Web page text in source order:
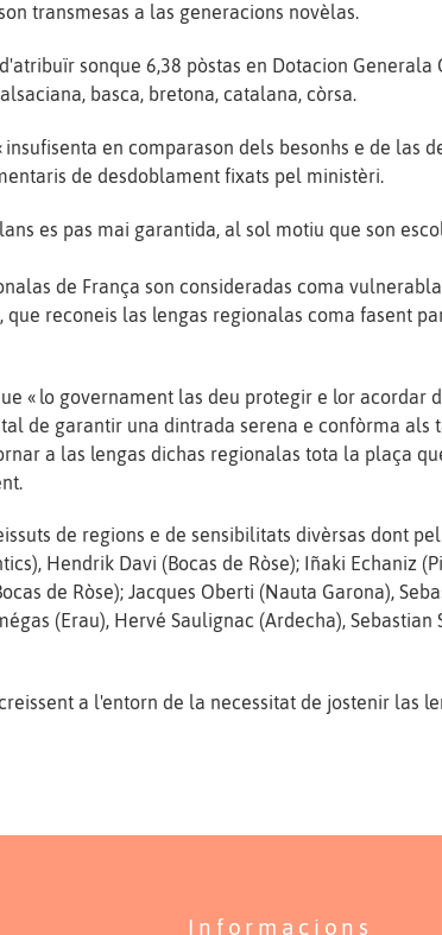
transmesas a las generacions novèlas.
sonque 6,38 pòstas en Dotacion
basca, bretona, catalana, còrsa.
en comparason dels besonhs e de las
de desdoblament fixats pel ministèri.
es pas mai garantida, al sol motiu que son
de França son consideradas coma
que reconeis las lengas regionalas coma fasent
« lo governament las deu protegir e lor acordar
de garantir una dintrada serena e confòrma als
a las lengas dichas regionalas tota la plaça
de regions e de sensibilitats divèrsas dont
Hendrik Davi (Bocas de Ròse); Iñaki Echaniz
de Ròse); Jacques Oberti (Nauta Garona),
(Erau), Hervé Saulignac (Ardecha),
a l'entorn de la necessitat de jostenir las
Informacions